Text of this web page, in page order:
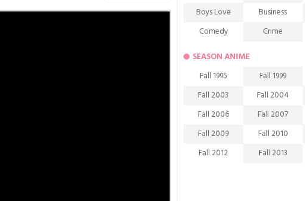
Boys Love
Business
Comedy
Crime
Demons
Drama
Ecchi
Family
Fantasy
Friendship
Game
Harem
Historical
Horror
Investigation
SEASON ANIME
Fall 1995 Fall 1999
Fall 2003
Fall 2004
Fall 2006
Fall 2007
Fall 2009
Fall 2010
Fall 2012
Fall 2013